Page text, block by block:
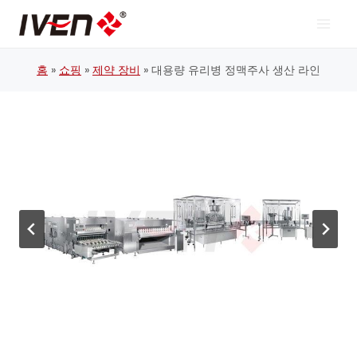
홈 » 쇼핑 » 제약 장비 » 대용량 유리병 정맥주사 생산 라인